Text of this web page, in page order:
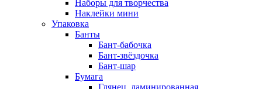
Наборы для творчества
Наклейки мини
Упаковка
Банты
Бант-бабочка
Бант-звёздочка
Бант-шар
Бумага
Глянец, ламинированная